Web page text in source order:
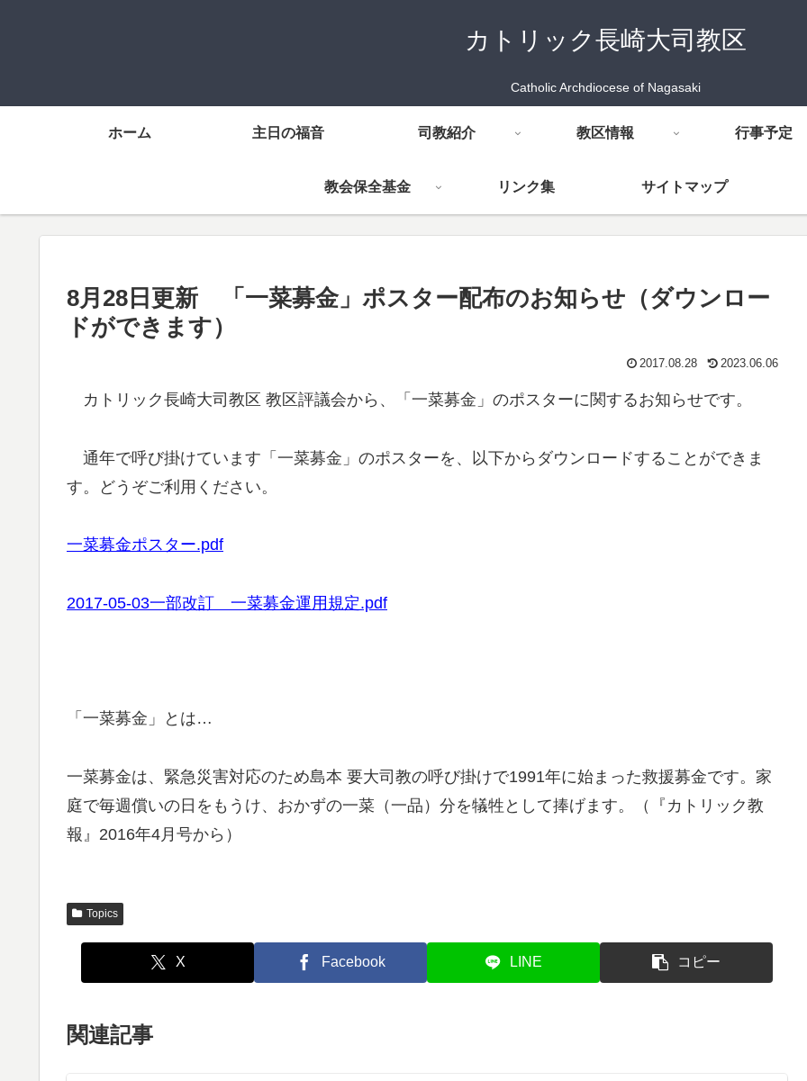
カトリック長崎大司教区
Catholic Archdiocese of Nagasaki
ホーム 主日の福音 司教紹介 教区情報 行事予定
教会保全基金 リンク集 サイトマップ
8月28日更新 「一菜募金」ポスター配布のお知らせ（ダウンロー
ドができます）
2017.08.28 2023.06.06
カトリック長崎大司教区 教区評議会から、「一菜募金」のポスターに関するお知らせです。
通年で呼び掛けています「一菜募金」のポスターを、以下からダウンロードすることができま
す。どうぞご利用ください。
一菜募金ポスター.pdf
2017-05-03一部改訂 一菜募金運用規定.pdf
「一菜募金」とは…
一菜募金は、緊急災害対応のため島本 要大司教の呼び掛けで1991年に始まった救援募金です。家
庭で毎週償いの日をもうけ、おかずの一菜（一品）分を犠牲として捧げます。（『カトリック教
報』2016年4月号から）
Topics
X Facebook LINE コピー
関連記事